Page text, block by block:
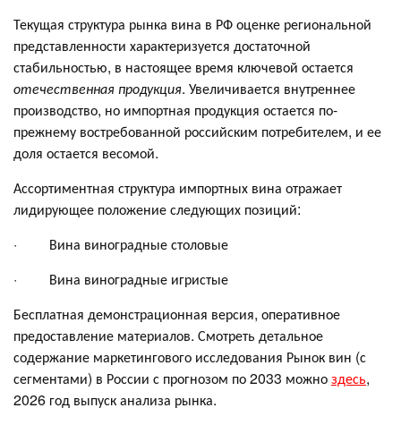
Текущая структура рынка вина в РФ оценке региональной
представленности характеризуется достаточной
стабильностью, в настоящее время ключевой остается
отечественная продукция. Увеличивается внутреннее
производство, но импортная продукция остается по-
прежнему востребованной российским потребителем, и ее
доля остается весомой.
Ассортиментная структура импортных вина отражает
лидирующее положение следующих позиций:
· Вина виноградные столовые
· Вина виноградные игристые
Бесплатная демонстрационная версия, оперативное
предоставление материалов. Смотреть детальное
содержание маркетингового исследования Рынок вин (с
сегментами) в России с прогнозом по 2033 можноздесь,
2026 год выпуск анализа рынка.